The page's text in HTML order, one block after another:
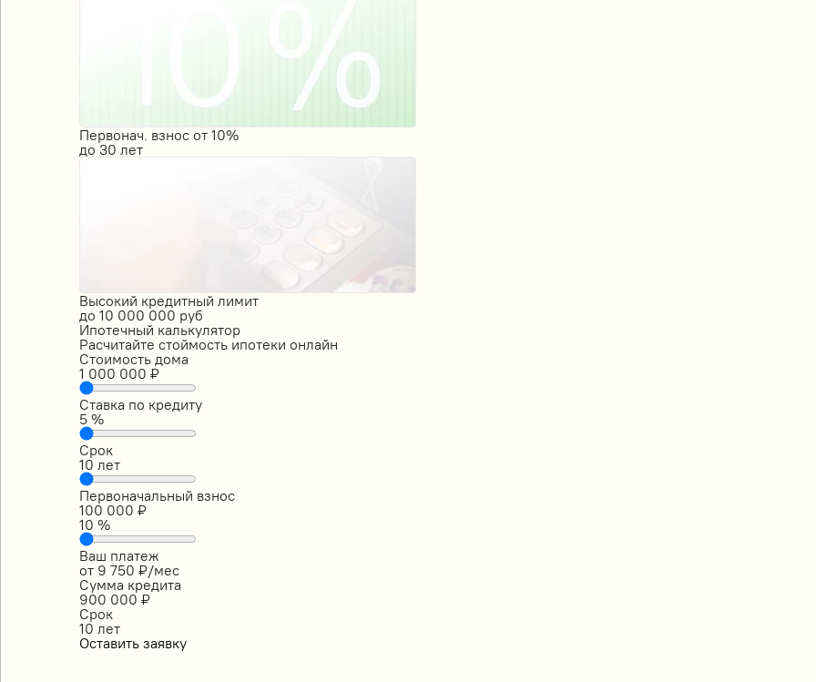
Первонач. взнос от 10%
до 30 лет
Высокий кредитный лимит
до 10 000 000 руб
Ипотечный калькулятор
Расчитайте стоймость ипотеки онлайн
Стоимость дома
1 000 000 ₽
Ставка по кредиту
5 %
Срок
10 лет
Первоначальный взнос
100 000 ₽
10 %
Ваш платеж
от 9 750 ₽/мес
Сумма кредита
900 000 ₽
Срок
10 лет
Оставить заявку